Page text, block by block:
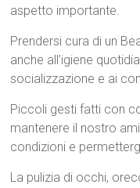
aspetto importante.
Prendersi cura di un
anche all’igiene
socializzazione e ai
Piccoli gesti fatti con
mantenere il nostro
condizioni e
La pulizia di occhi,